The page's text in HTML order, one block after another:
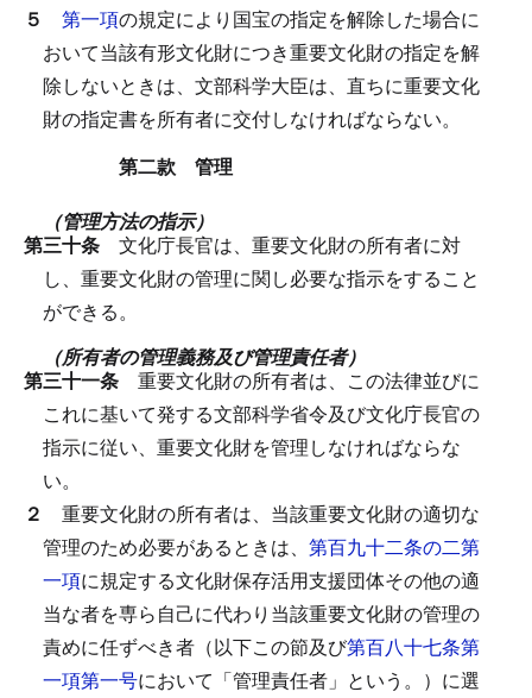
５ 第一項の規定により国宝の指定を解除した場合に
おいて当該有形文化財につき重要文化財の指定を解
除しないときは、文部科学大臣は、直ちに重要文化
財の指定書を所有者に交付しなければならない。
第二款 管理
（管理方法の指示）
第三十条 文化庁長官は、重要文化財の所有者に対
し、重要文化財の管理に関し必要な指示をすること
ができる。
（所有者の管理義務及び管理責任者）
第三十一条 重要文化財の所有者は、この法律並びに
これに基いて発する文部科学省令及び文化庁長官の
指示に従い、重要文化財を管理しなければならな
い。
２ 重要文化財の所有者は、当該重要文化財の適切な
管理のため必要があるときは、 第百九十二条の二第
一項に規定する文化財保存活用支援団体その他の適
当な者を専ら自己に代わり当該重要文化財の管理の
責めに任ずべき者（以下この節及び第百八十七条第
一項第一号において「管理責任者」という。）に選